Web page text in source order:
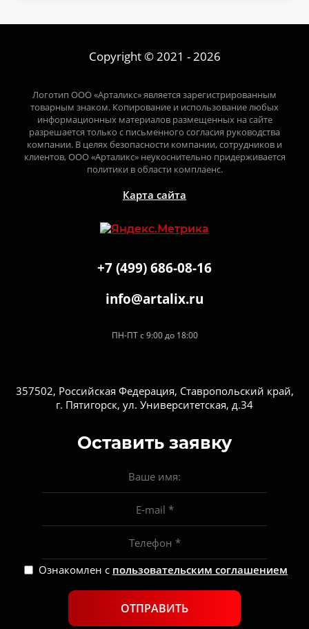
Copyright © 2021 - 2026
Логотип ООО «Арталикс» является зарегистрированным
товарным знаком. Копирование и использование любых
информационных материалов размещенных на сайте
разрешается только с письменного согласия руководства
компании. В целях безопасности компании, сотрудников и
клиентов, ООО «Арталикс» неукоснительно придерживается
политики в области комплаенс.
Карта сайта
+7 (499) 686-08-16
info@artalix.ru
ПН-ПТ с 9:00 до 18:00
357502, Российская Федерация, Ставропольский край,
г. Пятигорск, ул. Университетская, д.34
Оставить заявку
Ознакомлен с пользовательским соглашением
ОТПРАВИТЬ